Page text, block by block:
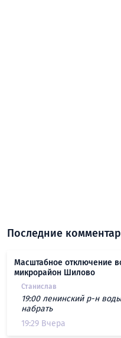
Последние
Масштабное отключение
микрорайон Шилово
Станислав
19:00 ленинский р-н
набрать
19:29 Вчера